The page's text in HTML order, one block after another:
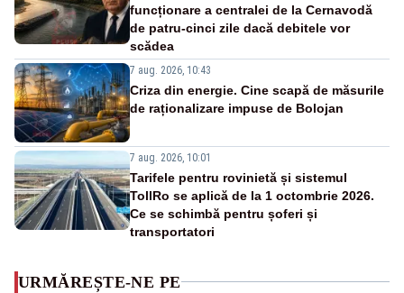
funcționare a centralei de la Cernavodă
de patru-cinci zile dacă debitele vor
scădea
7 aug. 2026, 10:43
Criza din energie. Cine scapă de măsurile
de raționalizare impuse de Bolojan
7 aug. 2026, 10:01
Tarifele pentru rovinietă și sistemul
TollRo se aplică de la 1 octombrie 2026.
Ce se schimbă pentru șoferi și
transportatori
URMĂREȘTE-NE PE